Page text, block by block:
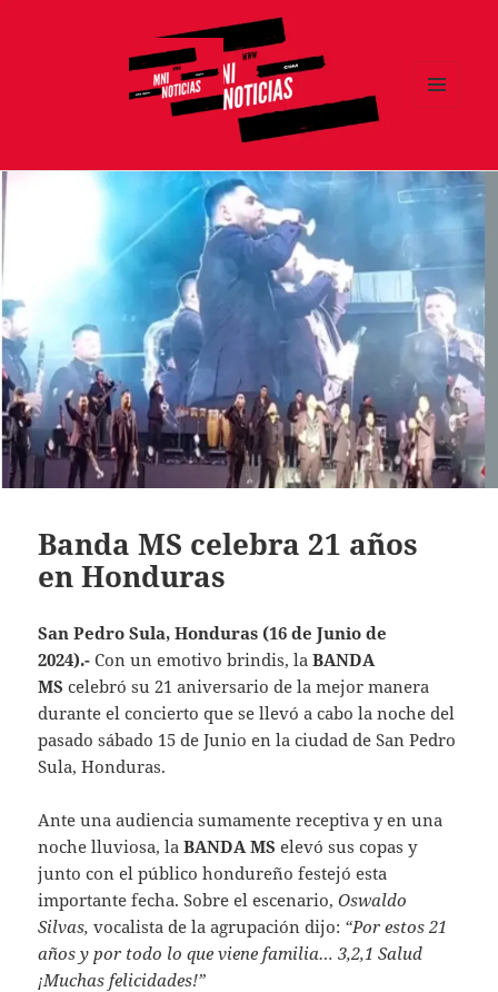
Banda MS celebra 21 años
en Honduras
San Pedro Sula, Honduras (16 de Junio de
2024).- Con un emotivo brindis, laBANDA
MS celebró su 21 aniversario de la mejor manera
durante el concierto que se llevó a cabo la noche del
pasado sábado 15 de Junio en la ciudad de San Pedro
Sula, Honduras.
Ante una audiencia sumamente receptiva y en una
noche lluviosa, laBANDA MSelevó sus copas y
junto con el público hondureño festejó esta
importante fecha. Sobre el escenario,Oswaldo
Silvas, vocalista de la agrupación dijo: “Por estos 21
años y por todo lo que viene familia… 3,2,1 Salud
¡Muchas felicidades!”